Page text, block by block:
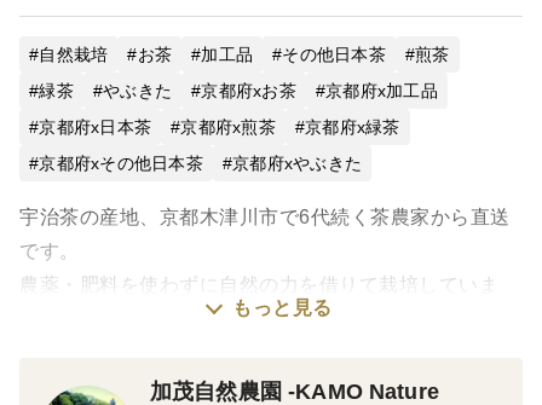
自然栽培 お茶 加工品 その他日本茶
煎茶
緑茶
やぶきた 京都府xお茶
京都府x加工品
京都府x日本茶
京都府x煎茶
京都府x緑茶
京都府xその他日本茶
京都府xやぶきた
宇治茶の産地、京都木津川市で6代続く茶農家から直送
です。
農薬・肥料を使わずに自然の力を借りて栽培していま
もっと見る
加茂自然農園 -KAMO Nature